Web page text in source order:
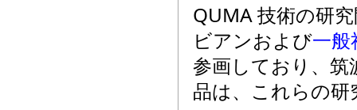
QUMA 技術の研
ビアンおよび一
参画しており、筑
品は、これらの